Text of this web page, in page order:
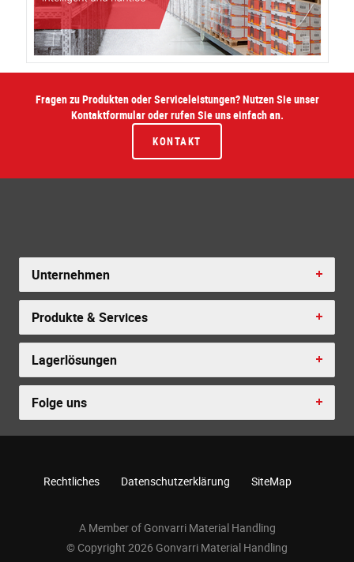
Fragen zu Produkten oder Serviceleistungen? Nutzen Sie unser
Kontaktformular oder rufen Sie uns einfach an.
KONTAKT
Unternehmen
Produkte & Services
Lagerlösungen
Folge uns
Rechtliches Datenschutzerklärung SiteMap
A Member of Gonvarri Material Handling
© Copyright 2026 Gonvarri Material Handling